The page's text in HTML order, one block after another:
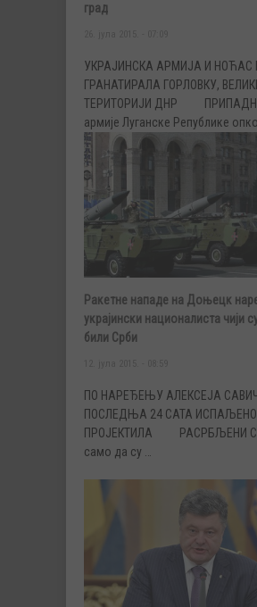
град
УКРАЈИНСКА АРМИЈА И НОЋАС
ГРАНАТИРАЛА ГОРЛОВКУ,
ТЕРИТОРИЈИ ДНР
армије Луганске Републике
Ракетне нападе на Доњецк
украјински националиста чији
били Срби
ПО НАРЕЂЕЊУ АЛЕКСЕЈА
ПОСЛЕДЊА 24 САТА ИСПАЉЕНО
ПРОЈЕКТИЛА РАСРБЉЕНИ
само да су …